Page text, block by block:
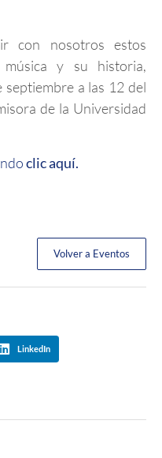
con nosotros estos
y su historia,
a las 12 del
de la Universidad
clic aquí.
Volver a Eventos
LinkedIn